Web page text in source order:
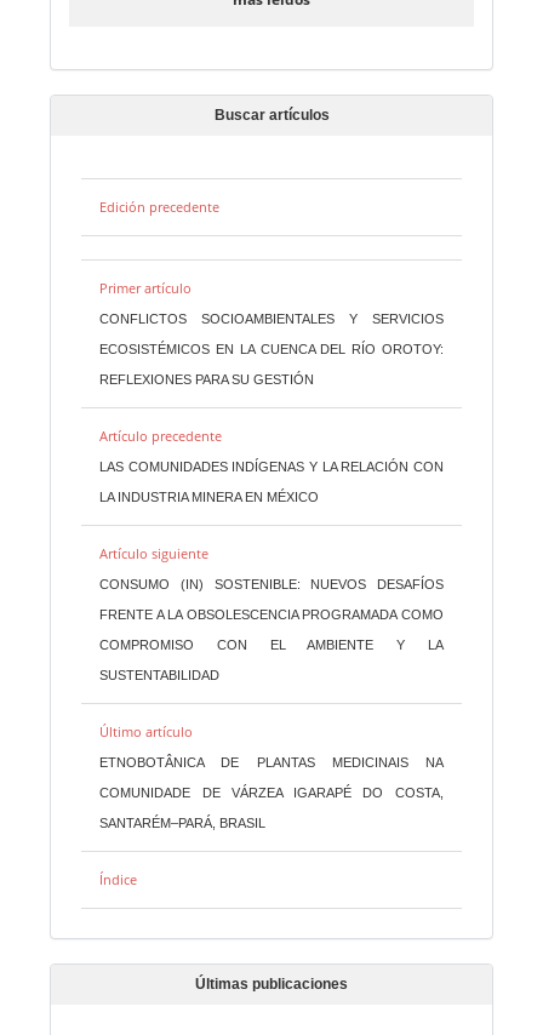
Buscar artículos
Edición precedente
Primer artículo
CONFLICTOS SOCIOAMBIENTALES Y SERVICIOS
ECOSISTÉMICOS EN LA CUENCA DEL RÍO OROTOY:
REFLEXIONES PARA SU GESTIÓN
Artículo precedente
LAS COMUNIDADES INDÍGENAS Y LA RELACIÓN CON
LA INDUSTRIA MINERA EN MÉXICO
Artículo siguiente
CONSUMO (IN) SOSTENIBLE: NUEVOS DESAFÍOS
FRENTE A LA OBSOLESCENCIA PROGRAMADA COMO
COMPROMISO CON EL AMBIENTE Y LA
SUSTENTABILIDAD
Último artículo
ETNOBOTÂNICA DE PLANTAS MEDICINAIS NA
COMUNIDADE DE VÁRZEA IGARAPÉ DO COSTA,
SANTARÉM–PARÁ, BRASIL
Índice
Últimas publicaciones